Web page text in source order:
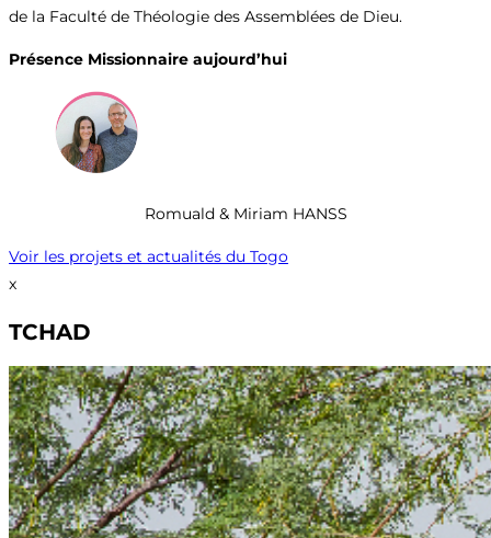
de la Faculté de Théologie des Assemblées de Dieu.
Présence Missionnaire aujourd’hui
Romuald & Miriam HANSS
Voir les projets et actualités du Togo
x
TCHAD